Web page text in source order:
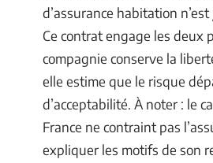
d’assurance habitation
Ce contrat engage les deux
compagnie conserve la
elle estime que le risque
d’acceptabilité. À noter : le
France ne contraint pas
expliquer les motifs de son